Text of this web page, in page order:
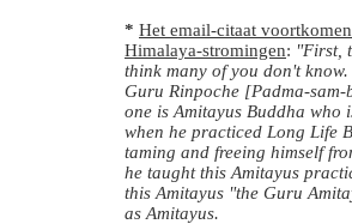
* Het email-citaat
Himalaya-stromingen: "First,
think many of you don't know.
Guru Rinpoche [Padma-
one is Amitayus Buddha who
when he practiced Long Life
taming and freeing himself
he taught this Amitayus
this Amitayus "the Guru
as Amitayus.